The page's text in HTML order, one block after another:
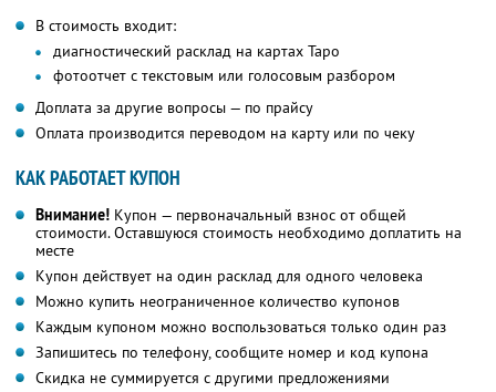
В стоимость входит:
диагностический расклад на картах Таро
фотоотчет с текстовым или голосовым разбором
Доплата за другие вопросы — по прайсу
Оплата производится переводом на карту или по чеку
КАК РАБОТАЕТ КУПОН
Внимание! Купон — первоначальный взнос от общей
стоимости. Оставшуюся стоимость необходимо доплатить на
месте
Купон действует на один расклад для одного человека
Можно купить неограниченное количество купонов
Каждым купоном можно воспользоваться только один раз
Запишитесь по телефону, сообщите номер и код купона
Скидка не суммируется с другими предложениями